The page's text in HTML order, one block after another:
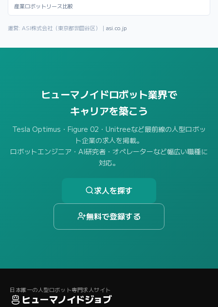
産業ロボットリース比較
運営: ASI株式会社（東京都世田谷区）｜ asi.co.jp
ヒューマノイドロボット業界で
キャリアを築こう
Tesla Optimus・Figure 02・Unitreeなど最前線の人型ロボッ
ト企業の求人を掲載。
ロボットエンジニア・AI研究者・オペレーターなど幅広い職種に
対応。
求人を探す
無料で登録する
日本唯一の人型ロボット専門求人サイト
ヒューマノイドジョブ